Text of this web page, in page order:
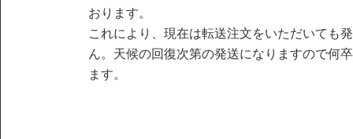
おります。
これにより、現在は転送注文をいただいても
ん。天候の回復次第の発送になりますので何
ます。